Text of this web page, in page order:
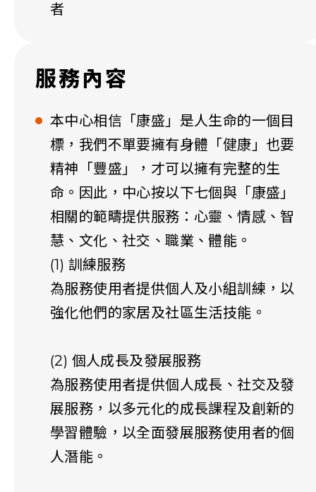
者
服務內容
本中心相信「康盛」是人生命的一個目
標，我們不單要擁有身體「健康」也要
精神「豐盛」，才可以擁有完整的生
命。因此，中心按以下七個與「康盛」
相關的範疇提供服務：心靈、情感、智
慧、文化、社交、職業、體能。
(1) 訓練服務
為服務使用者提供個人及小組訓練，以
強化他們的家居及社區生活技能。
(2) 個人成長及發展服務
為服務使用者提供個人成長、社交及發
展服務，以多元化的成長課程及創新的
學習體驗，以全面發展服務使用者的個
人潛能。